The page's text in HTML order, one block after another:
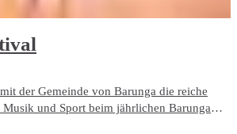
der Gemeinde von Barunga die reiche
und Sport beim jährlichen Barunga